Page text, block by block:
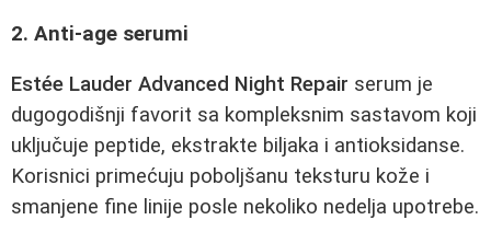
2. Anti-age serumi
Estée Lauder Advanced Night Repair serum je
dugogodišnji favorit sa kompleksnim sastavom koji
uključuje peptide, ekstrakte biljaka i antioksidanse.
Korisnici primećuju poboljšanu teksturu kože i
smanjene fine linije posle nekoliko nedelja upotrebe.